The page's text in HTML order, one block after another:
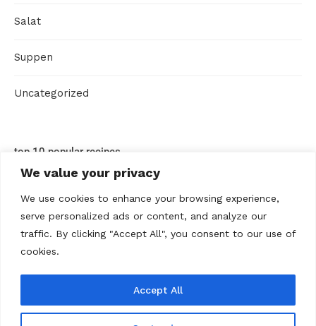
We value your privacy
We use cookies to enhance your browsing experience,
serve personalized ads or content, and analyze our
traffic. By clicking "Accept All", you consent to our use of
cookies.
Accept All
Salat
Suppen
Uncategorized
top 10 popular recipes
Kontakt
Privacy policy Terms Of Use Über uns